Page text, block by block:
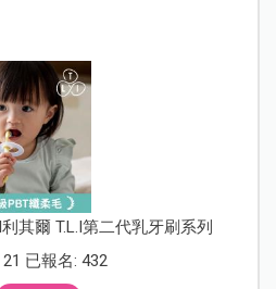
其爾 T.L.I第二代乳牙刷系列
已報名: 432